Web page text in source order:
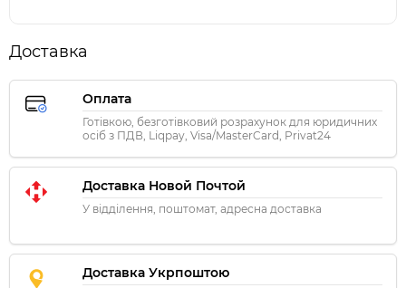
Доставка
Оплата
Готівкою, безготівковий розрахунок для юридичних
осіб з ПДВ, Liqpay, Visa/MasterCard, Privat24
Доставка Новой Почтой
У відділення, поштомат, адресна доставка
Доставка Укрпоштою